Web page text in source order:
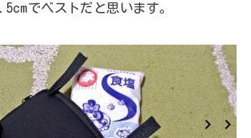
でベストだと思います。